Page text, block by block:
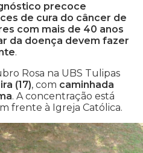
precoce
de cura do câncer de
com mais de 40 anos
da doença devem fazer
.
Rosa na UBS Tulipas
(17), com caminhada
. A concentração está
frente à Igreja Católica.